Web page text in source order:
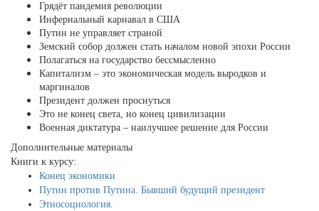
Грядёт пандемия революции
Инфернальный карнавал в США
Путин не управляет страной
Земский собор должен стать началом новой эпохи России
Полагаться на государство бессмысленно
Капитализм – это экономическая модель выродков и
маргиналов
Президент должен проснуться
Это не конец света, но конец цивилизации
Военная диктатура – наилучшее решение для России
Дополнительные материалы
Книги к курсу:
Конец экономики
Путин против Путина. Бывший будущий президент
Этносоциология.